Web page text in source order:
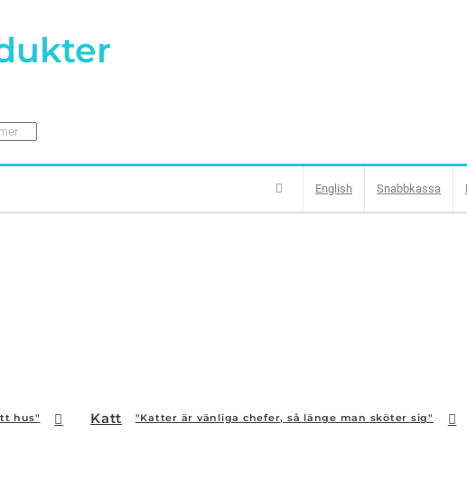
English Snabbkassa
hus" Katt "Katter är vänliga chefer, så länge man sköter sig"